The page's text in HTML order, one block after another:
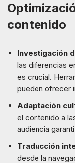
contenido
Investigación
las diferencias
es crucial.
pueden ofrecer
Adaptación
el contenido a
audiencia
Traducción
desde la